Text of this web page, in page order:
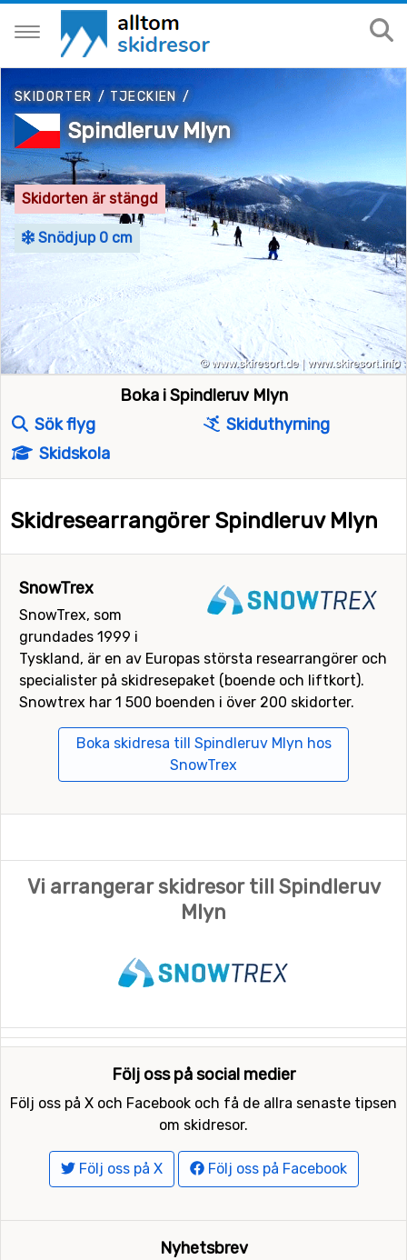
SKIDORTER /TJECKIEN /
Spindleruv Mlyn
Skidorten är stängd
Snödjup 0 cm
Boka i Spindleruv Mlyn
Sök flyg
Skiduthyrning
Skidskola
Skidresearrangörer Spindleruv Mlyn
SnowTrex
SnowTrex, som
grundades 1999 i
Tyskland, är en av Europas största researrangörer och
specialister på skidresepaket (boende och liftkort).
Snowtrex har 1 500 boenden i över 200 skidorter.
Boka skidresa till Spindleruv Mlyn hos
SnowTrex
Vi arrangerar skidresor till Spindleruv
Mlyn
Följ oss på social medier
Följ oss på X och Facebook och få de allra senaste tipsen
om skidresor.
Följ oss på X Följ oss på Facebook
Nyhetsbrev